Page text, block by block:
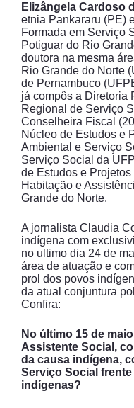
Elizângela Cardoso
etnia Pankararu (PE)
Formada em Serviço
Potiguar do Rio
doutora na mesma
Rio Grande do Norte
de Pernambuco
já compôs a Diretoria
Regional de Serviço
Conselheira Fiscal
Núcleo de Estudos e
Ambiental e Serviço
Serviço Social da
de Estudos e
Habitação e
Grande do Norte.
A jornalista Claudia
indígena com
no ultimo dia 24 de
área de atuação e
prol dos povos
da atual conjuntura
Confira:
No último 15 de
Assistente Social,
da causa indígena,
Serviço Social
indígenas?